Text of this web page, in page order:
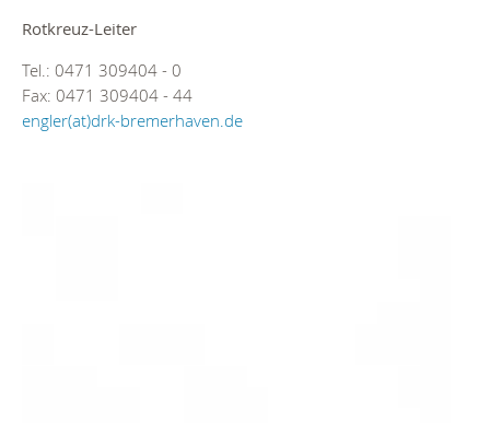
Rotkreuz-Leiter
Tel.: 0471 309404 - 0
Fax: 0471 309404 - 44
engler(at)drk-bremerhaven.de